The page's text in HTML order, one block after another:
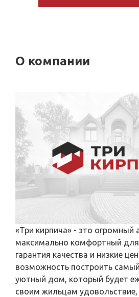
О компании
«Три кирпича» - это огромный
максимально комфортный для
гарантия качества и низкие
возможность построить
уютный дом, который будет
своим жильцам